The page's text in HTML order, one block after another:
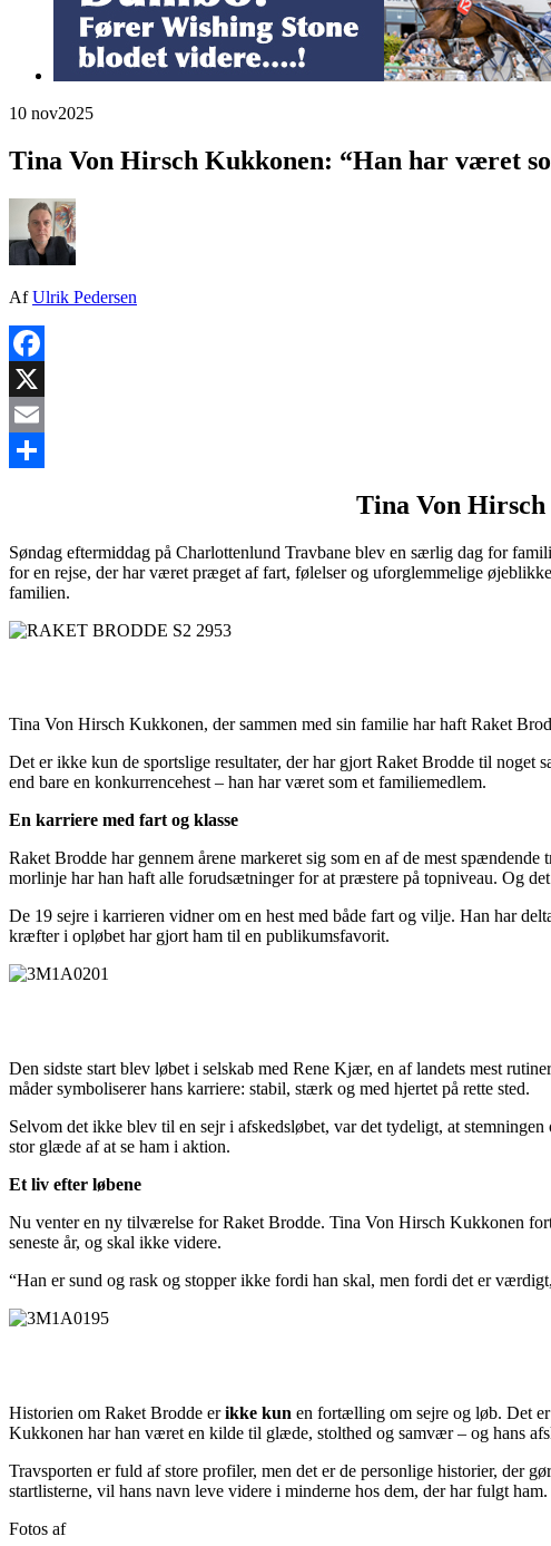
10 nov2025
Tina Von Hirsch Kukkonen: “Han har været
AfUlrik Pedersen
Facebook
X
Email
Tina Von
Søndag eftermiddag på Charlottenlund Travbane blev en særlig dag for
for en rejse, der har været præget af fart, følelser og uforglemmelige
familien.
Tina Von Hirsch Kukkonen, der sammen med sin familie har haft Raket
Det er ikke kun de sportslige resultater, der har gjort Raket Brodde til
end bare en konkurrencehest – han har været som et familiemedlem.
En karriere med fart og klasse
Raket Brodde har gennem årene markeret sig som en af de mest
morlinje har han haft alle forudsætninger for at præstere på topniveau. Og
De 19 sejre i karrieren vidner om en hest med både fart og vilje. Han har
kræfter i opløbet har gjort ham til en publikumsfavorit.
Den sidste start blev løbet i selskab med Rene Kjær, en af landets mest
måder symboliserer hans karriere: stabil, stærk og med hjertet på rette sted.
Selvom det ikke blev til en sejr i afskedsløbet, var det tydeligt, at
stor glæde af at se ham i aktion.
Et liv efter løbene
Nu venter en ny tilværelse for Raket Brodde. Tina Von Hirsch Kukkonen
seneste år, og skal ikke videre.
“Han er sund og rask og stopper ikke fordi han skal, men fordi det er
Historien om Raket Brodde erikke kun en fortælling om sejre og løb. Det
Kukkonen har han været en kilde til glæde, stolthed og samvær – og hans
Travsporten er fuld af store profiler, men det er de personlige historier, der
startlisterne, vil hans navn leve videre i minderne hos dem, der har fulgt ham.
Fotos af